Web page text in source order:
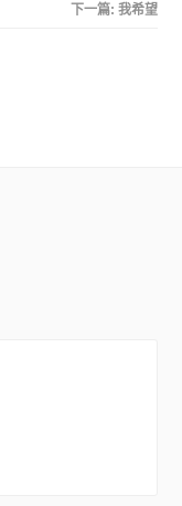
下一篇: 我希望